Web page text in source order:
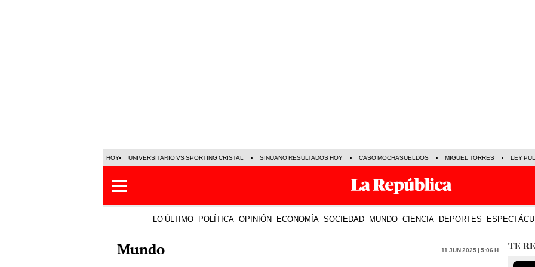
HOY UNIVERSITARIO VS SPORTING CRISTAL SINUANO RESULTADOS HOY CASO MOCHASUELDOS MIGUEL TORRES LEY
LO ÚLTIMO POLÍTICA OPINIÓN ECONOMÍA SOCIEDAD MUNDO CIENCIA DEPORTES
Mundo 11 Jun 2025 | 5:06 h TE